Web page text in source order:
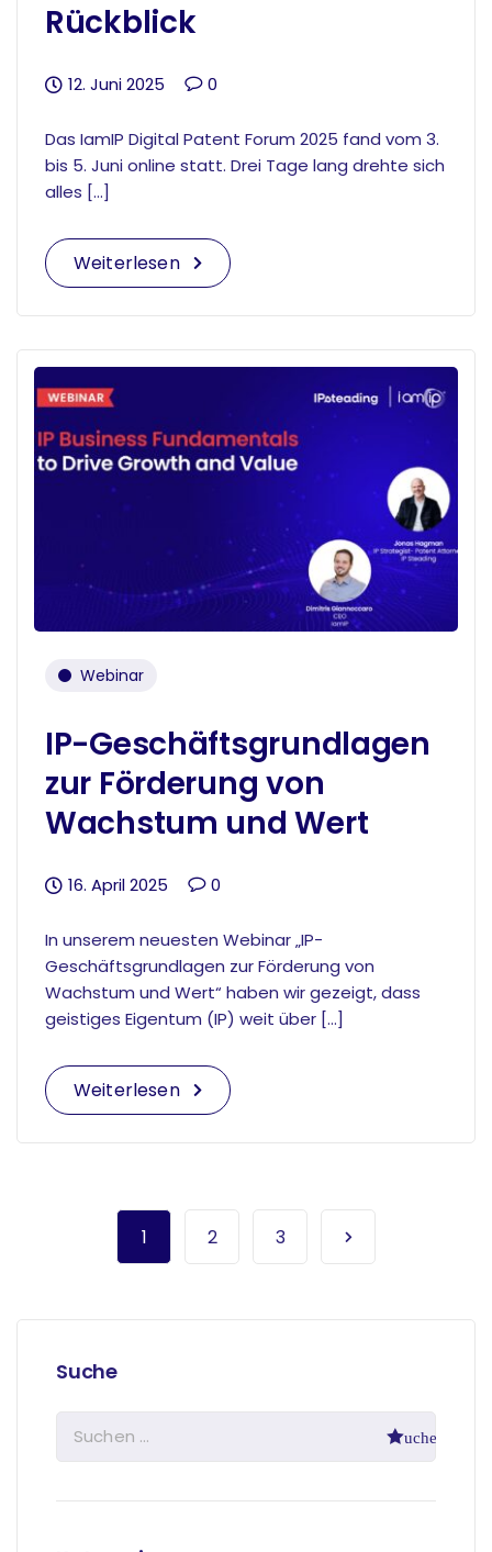
Rückblick
12. Juni 2025 0
Das IamIP Digital Patent Forum 2025 fand vom 3.
bis 5. Juni online statt. Drei Tage lang drehte sich
alles […]
Weiterlesen
Webinar
IP-Geschäftsgrundlagen
zur Förderung von
Wachstum und Wert
16. April 2025 0
In unserem neuesten Webinar „IP-
Geschäftsgrundlagen zur Förderung von
Wachstum und Wert“ haben wir gezeigt, dass
geistiges Eigentum (IP) weit über […]
Weiterlesen
1 2 3
Suche